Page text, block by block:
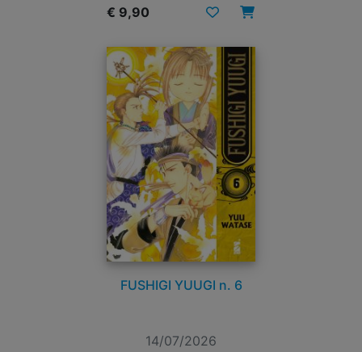
€ 9,90
FUSHIGI YUUGI n. 6
14/07/2026